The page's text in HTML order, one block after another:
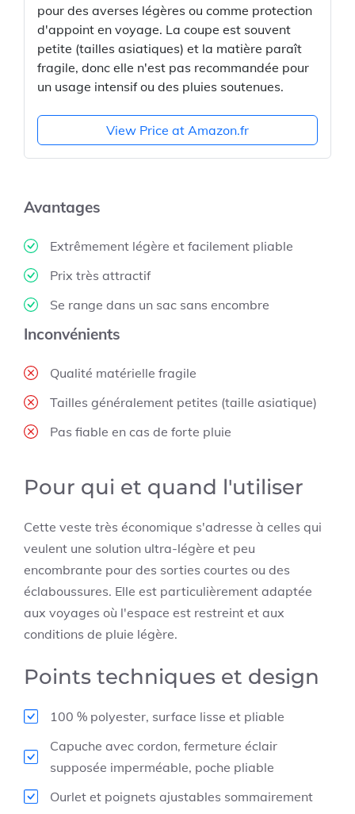
pour des averses légères ou comme protection
d'appoint en voyage. La coupe est souvent
petite (tailles asiatiques) et la matière paraît
fragile, donc elle n'est pas recommandée pour
un usage intensif ou des pluies soutenues.
View Price at Amazon.fr
Avantages
Extrêmement légère et facilement pliable
Prix très attractif
Se range dans un sac sans encombre
Inconvénients
Qualité matérielle fragile
Tailles généralement petites (taille asiatique)
Pas fiable en cas de forte pluie
Pour qui et quand l'utiliser
Cette veste très économique s'adresse à celles qui
veulent une solution ultra-légère et peu
encombrante pour des sorties courtes ou des
éclaboussures. Elle est particulièrement adaptée
aux voyages où l'espace est restreint et aux
conditions de pluie légère.
Points techniques et design
100 % polyester, surface lisse et pliable
Capuche avec cordon, fermeture éclair
supposée imperméable, poche pliable
Ourlet et poignets ajustables sommairement